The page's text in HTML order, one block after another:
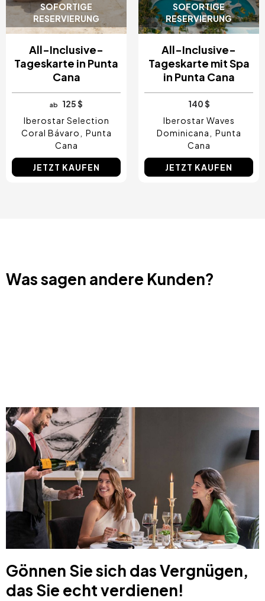
SOFORTIGE
RESERVIERUNG
All-Inclusive-
Tageskarte in Punta
Cana
ab
125 $
Iberostar Selection
Coral Bávaro
Punta
Cana
JETZT KAUFEN
SOFORTIGE
RESERVIERUNG
All-Inclusive-
Tageskarte mit Spa
in Punta Cana
140 $
Iberostar Waves
Dominicana
Punta
Cana
JETZT KAUFEN
Was sagen andere Kunden?
Gönnen Sie sich das Vergnügen,
das Sie echt verdienen!